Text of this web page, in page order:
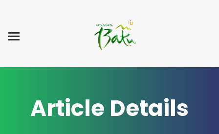
Blog Post
Article Details